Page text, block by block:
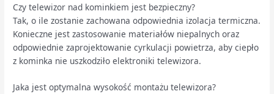
Czy telewizor nad kominkiem jest bezpieczny?
Tak, o ile zostanie zachowana odpowiednia izolacja termiczna.
Konieczne jest zastosowanie materiałów niepalnych oraz
odpowiednie zaprojektowanie cyrkulacji powietrza, aby ciepło
z kominka nie uszkodziło elektroniki telewizora.
Jaka jest optymalna wysokość montażu telewizora?